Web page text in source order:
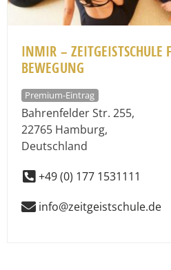
INMIR – ZEITGEISTSCHULE
BEWEGUNG
Premium-Eintrag
Bahrenfelder Str. 255,
22765 Hamburg,
Deutschland
+49 (0) 177 1531111
info@zeitgeistschule.de